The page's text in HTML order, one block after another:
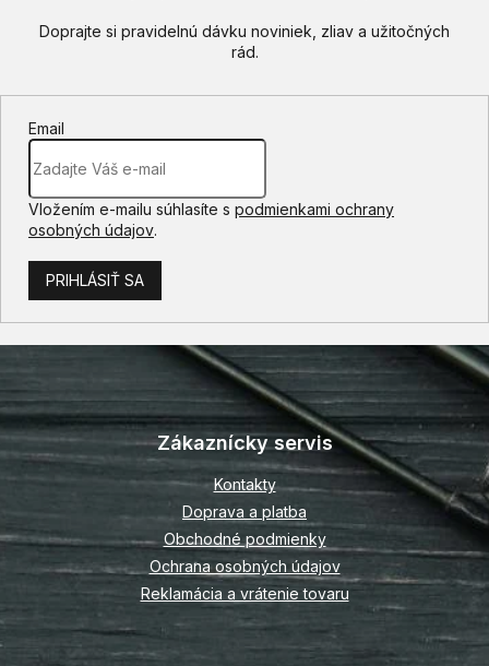
Email
Vložením e-mailu súhlasíte s podmienkami ochrany
osobných údajov.
PRIHLÁSIŤ SA
Z
á
p
ä
e
Zákaznícky servis
Kontakty
Doprava a platba
Obchodné podmienky
Ochrana osobných údajov
Reklamácia a vrátenie tovaru